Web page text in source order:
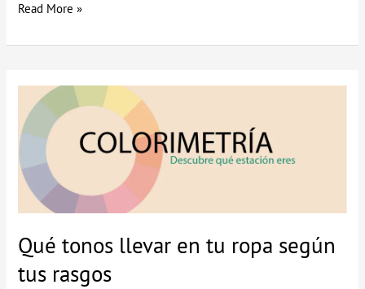
Read More »
Qué tonos llevar en tu ropa según
tus rasgos
tonos
llevar
en
tu
ropa
tus
rasgos